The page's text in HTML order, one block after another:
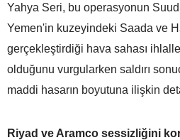
Yahya Seri, bu operasyonun
Yemen'in kuzeyindeki Saada ve
gerçekleştirdiği hava sahası
olduğunu vurgularken saldırı
maddi hasarın boyutuna ilişkin
Riyad ve Aramco sessizliğini